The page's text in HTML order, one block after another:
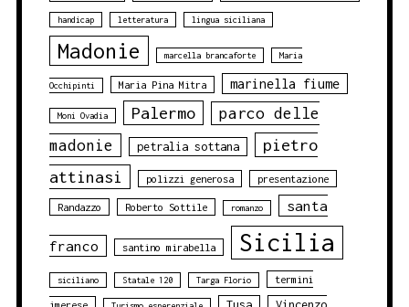
handicap letteratura lingua siciliana
Madonie marcella brancaforte Maria
Occhipinti Maria Pina Mitra marinella fiume
Moni Ovadia Palermo
parco delle
madonie
petralia sottana
pietro
attinasi
polizzi generosa presentazione
Randazzo Roberto Sottile romanzo santa
franco santino mirabella Sicilia
siciliano Statale 120 Targa Florio termini